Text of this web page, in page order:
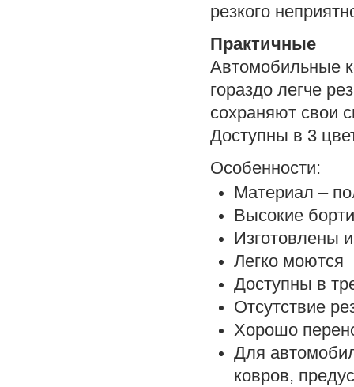
резкого
Практичные
Автомобильные
гораздо легче
сохраняют свои
Доступны в 3
Особенности:
Материал –
Высокие
Изготовлены
Легко моются
Доступны в
Отсутствие
Хорошо
Для
ковров,